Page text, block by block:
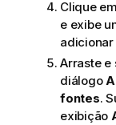
Clique em
e exibe
adicionar
Arraste e
diálogo
fontes.
exibição